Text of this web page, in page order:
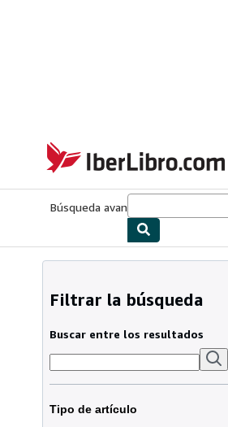
IberLibro.com
Búsqueda avanzada
Filtrar la búsqueda
Buscar entre los resultados
Tipo de artículo